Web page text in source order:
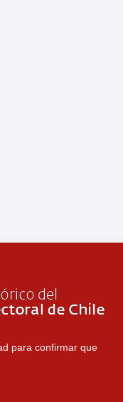
para confirmar que